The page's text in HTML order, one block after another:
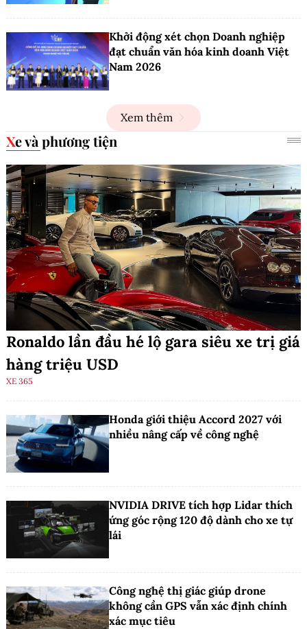
Khởi động xét chọn Doanh nghiệp
đạt chuẩn văn hóa kinh doanh Việt
Nam 2026
Xem thêm
Xe và phương tiện
Ronaldo lần đầu hé lộ gara siêu xe trị giá
hàng triệu USD
XE 365
Honda giới thiệu Accord 2027 với
nhiều nâng cấp về công nghệ
NVIDIA DRIVE tích hợp Lidar thích
ứng góc rộng 120 độ dành cho xe tự
lái
Công nghệ thị giác giúp drone
không cần GPS vẫn xác định chính
xác mục tiêu